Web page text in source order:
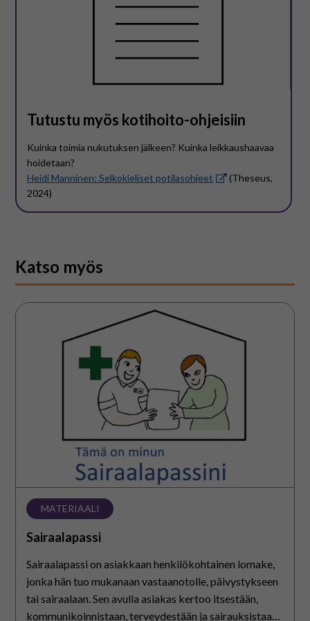
Tutustu myös kotihoito-ohjeisiin
Kuinka toimia nukutuksen jälkeen? Kuinka leikkaushaavaa
hoidetaan?
Heidi Manninen: Selkokieliset potilasohjeet
(Theseus,
2024)
Katso myös
MATERIAALI
Sairaalapassi
Sairaalapassi on asiakkaan henkilökohtainen lomake,
jonka hän tuo mukanaan vastaanotolle, päivystykseen
tai sairaalaan. Sen avulla asiakas kertoo itsestään,
kommunikoinnistaan, terveydestään ja sairauksistaan